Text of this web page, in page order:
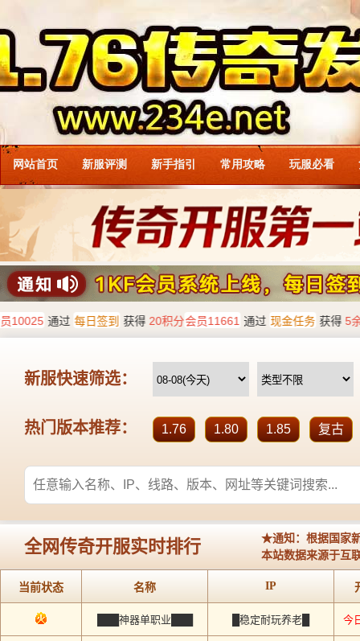
网站首页 新服评测 新手指引 常用攻略 玩服必看